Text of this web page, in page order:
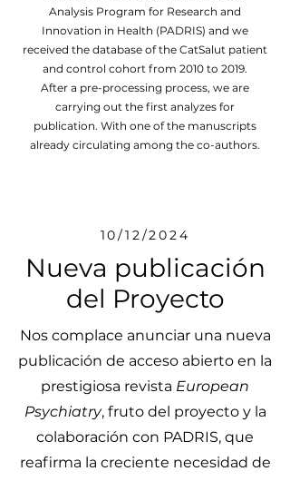
Analysis Program for Research and
Innovation in Health (PADRIS) and we
received the database of the CatSalut patient
and control cohort from 2010 to 2019.
After a pre-processing process, we are
carrying out the first analyzes for
publication. With one of the manuscripts
already circulating among the co-authors.
10/12/2024
Nueva publicación
del Proyecto
Nos complace anunciar una nueva
publicación de acceso abierto en la
prestigiosa revista European
Psychiatry, fruto del proyecto y la
colaboración con PADRIS, que
reafirma la creciente necesidad de